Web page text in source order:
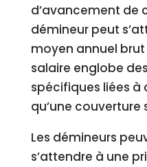
d’avancement de
démineur peut
moyen annuel
salaire englobe
spécifiques liées à
qu’une
Les démineurs
s’attendre à une